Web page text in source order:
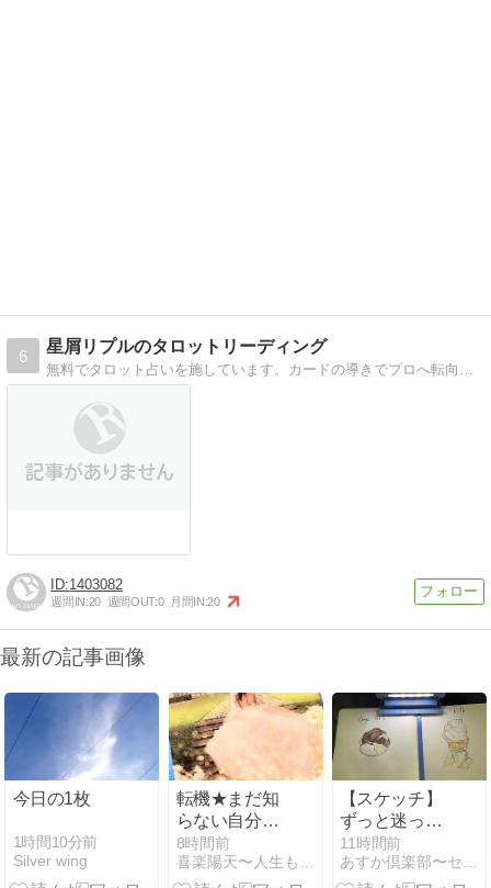
6
星屑リプルのタロットリーディング
1403082
週間IN:20 週間OUT:0 月間IN:20
最新の記事画像
今日の1枚
1時間10分前
Silver wing
転機★まだ知
らない自分の
才能を知る。
8時間前
喜楽陽天〜人生もビジネスもお金も愛も自由に！気楽に！喜楽に！
【スケッチ】
ずっと迷って
いたスケッチ
ブックを買っ
11時間前
あすか倶楽部〜セミリタイア主婦の多趣味生活